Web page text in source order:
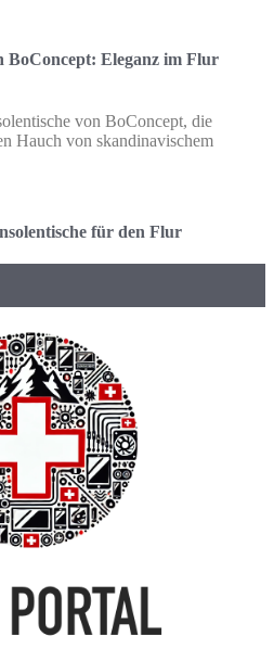
BoConcept: Eleganz im Flur
von BoConcept, die
Hauch von skandinavischem
für den Flur